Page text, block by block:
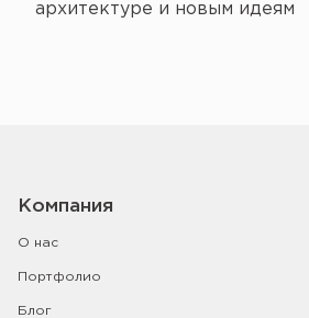
архитектуре и новым идеям
Компания
О нас
Портфолио
Блог